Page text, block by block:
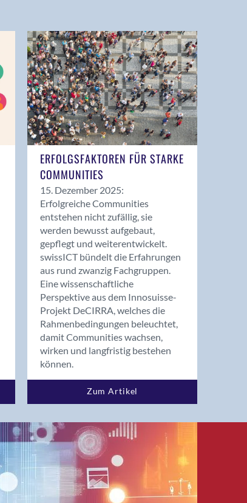
ERFOLGSFAKTOREN FÜR STARKE
COMMUNITIES
15. Dezember 2025:
Erfolgreiche Communities
entstehen nicht zufällig, sie
werden bewusst aufgebaut,
gepflegt und weiterentwickelt.
swissICT bündelt die Erfahrungen
aus rund zwanzig Fachgruppen.
Eine wissenschaftliche
Perspektive aus dem Innosuisse-
Projekt DeCIRRA, welches die
Rahmenbedingungen beleuchtet,
damit Communities wachsen,
wirken und langfristig bestehen
können.
Zum Artikel